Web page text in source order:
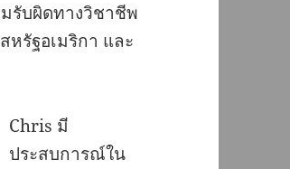
รับผิดทางวิชาชีพ
รัฐอเมริกา และ
Chris มี
ประสบการณ์ใน